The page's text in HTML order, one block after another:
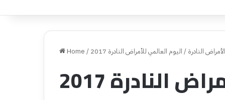
Home / النادرة / اليوم العالمي للأمراض النادرة 2017
النادرة 2017